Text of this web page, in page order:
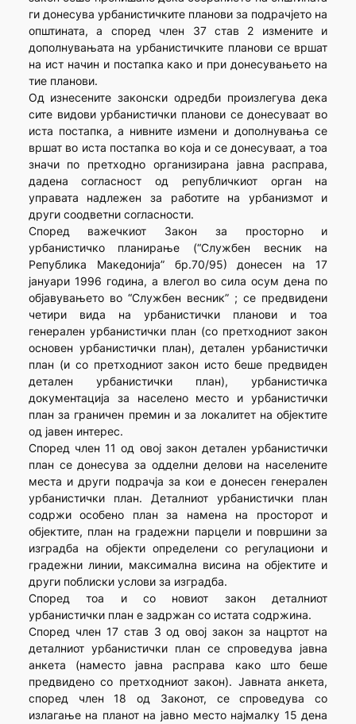
ги донесува урбанистичките планови за подрачјето на
општината, а според член 37 став 2 измените и
дополнувањата на урбанистичките планови се вршат
на ист начин и постапка како и при донесувањето на
тие планови.
Од изнесените законски одредби произлегува дека
сите видови урбанистички планови се донесуваат во
иста постапка, а нивните измени и дополнувања се
вршат во иста постапка во која и се донесуваат, а тоа
значи по претходно организирана јавна расправа,
дадена согласност од републичкиот орган на
управата надлежен за работите на урбанизмот и
други соодветни согласности.
Според важечкиот Закон за просторно и
урбанистичко планирање (“Службен весник на
Република Македонија” бр.70/95) донесен на 17
јануари 1996 година, а влегол во сила осум дена по
објавувањето во “Службен весник” ; се предвидени
четири вида на урбанистички планови и тоа
генерален урбанистички план (со претходниот закон
основен урбанистички план), детален урбанистички
план (и со претходниот закон исто беше предвиден
детален урбанистички план), урбанистичка
документација за населено место и урбанистички
план за граничен премин и за локалитет на објектите
од јавен интерес.
Според член 11 од овој закон детален урбанистички
план се донесува за одделни делови на населените
места и други подрачја за кои е донесен генерален
урбанистички план. Деталниот урбанистички план
содржи особено план за намена на просторот и
објектите, план на градежни парцели и површини за
изградба на објекти определени со регулациони и
градежни линии, максимална висина на објектите и
други поблиски услови за изградба.
Според тоа и со новиот закон деталниот
урбанистички план е задржан со истата содржина.
Според член 17 став 3 од овој закон за нацртот на
деталниот урбанистички план се спроведува јавна
анкета (наместо јавна расправа како што беше
предвидено со претходниот закон). Јавната анкета,
според член 18 од Законот, се спроведува со
излагање на планот на јавно место најмалку 15 дена